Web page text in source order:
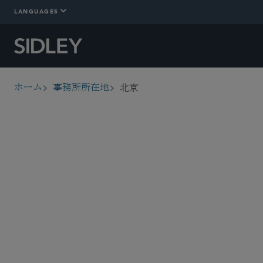
LANGUAGES
breadcrumbs
ホーム 事務所所在地 北京